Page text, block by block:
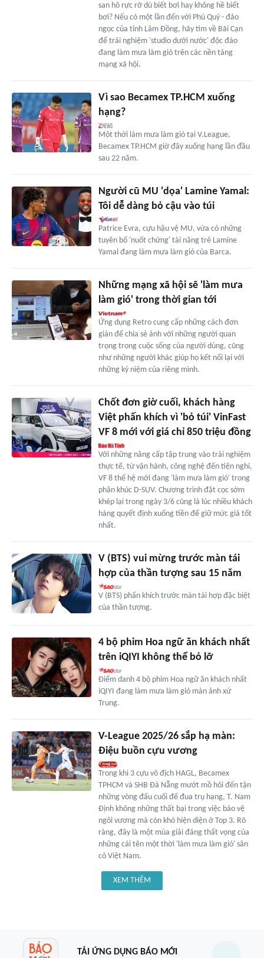
san hô rực rỡ dù biết bơi hay không hề biết
bơi? Nếu có một lần đến với Phú Quý - đảo
ngọc của tỉnh Lâm Đồng, hãy tìm về Bãi Cạn
để trải nghiệm 'studio dưới nước' độc đáo
đang làm mưa làm gió trên các nền tảng
mạng xã hội.
Vì sao Becamex TP.HCM xuống
hạng?
Một thời làm mưa làm gió tại V.League,
Becamex TP.HCM giờ đây xuống hạng lần đầu
sau 22 năm.
Người cũ MU 'dọa' Lamine Yamal:
Tôi dễ dàng bỏ cậu vào túi
Patrice Evra, cựu hậu vệ MU, vừa có những
tuyên bố 'nuốt chửng' tài năng trẻ Lamine
Yamal đang làm mưa làm gió của Barca.
Những mạng xã hội sẽ 'làm mưa
làm gió' trong thời gian tới
Ứng dụng Retro cung cấp những cách đơn
giản để chia sẻ ảnh với những người quan
trọng trong cuộc sống của người dùng, cũng
như những người khác giúp họ kết nối lại với
những kỷ niệm của riêng mình.
Chốt đơn giờ cuối, khách hàng
Việt phấn khích vì 'bỏ túi' VinFast
VF 8 mới với giá chỉ 850 triệu đồng
Với những nâng cấp tập trung vào trải nghiệm
thực tế, từ vận hành, công nghệ đến tiện nghi,
VF 8 thế hệ mới đang 'làm mưa làm gió' trong
phân khúc D-SUV. Chương trình đặt cọc sớm
khép lại trong ngày 3/6 cũng là lúc nhiều khách
hàng quyết định xuống tiền để giữ mức giá tốt
nhất.
V (BTS) vui mừng trước màn tái
hợp của thần tượng sau 15 năm
V (BTS) phấn khích trước màn tái hợp đặc biệt
của thần tượng.
4 bộ phim Hoa ngữ ăn khách nhất
trên iQIYI không thể bỏ lỡ
Điểm danh 4 bộ phim Hoa ngữ ăn khách nhất
iQIYI đang làm mưa làm gió màn ảnh xứ
Trung.
V-League 2025/26 sắp hạ màn:
Điệu buồn cựu vương
Trong khi 3 cựu vô địch HAGL, Becamex
TPHCM và SHB Đà Nẵng mướt mồ hôi đến tận
những vòng đấu cuối để đua trụ hạng, T. Nam
Định không những thất bại trong việc bảo vệ
ngôi vương mà còn khó hiện diện ở Top 3. Rõ
ràng, đây là một mùa giải đáng thất vọng của
những cái tên một thời 'làm mưa làm gió' sân
cỏ Việt Nam.
XEM THÊM
TẢI ỨNG DỤNG BÁO MỚI